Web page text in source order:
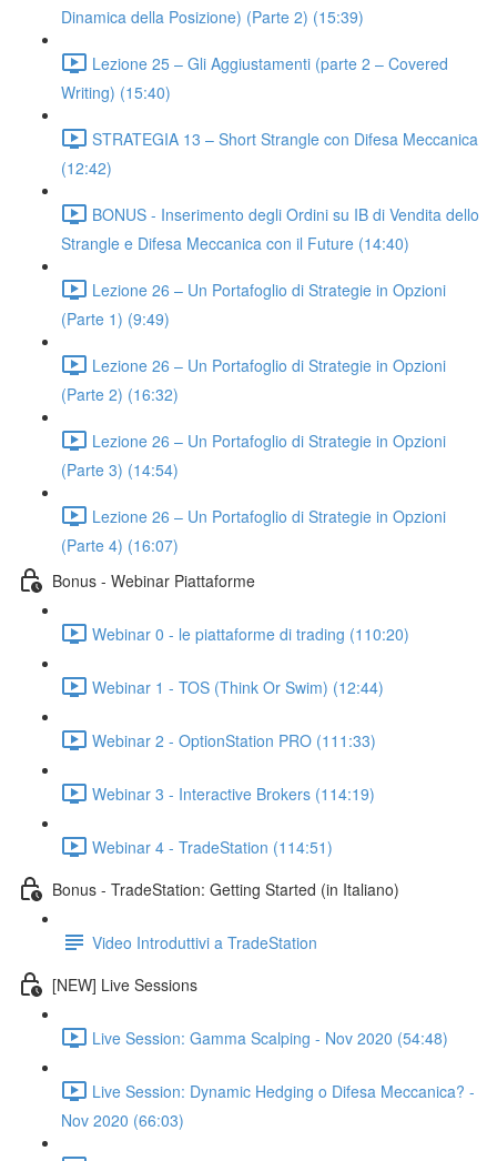
Dinamica della Posizione) (Parte 2) (15:39)
Lezione 25 – Gli Aggiustamenti (parte 2 – Covered
Writing) (15:40)
STRATEGIA 13 – Short Strangle con Difesa Meccanica
(12:42)
BONUS - Inserimento degli Ordini su IB di Vendita dello
Strangle e Difesa Meccanica con il Future (14:40)
Lezione 26 – Un Portafoglio di Strategie in Opzioni
(Parte 1) (9:49)
Lezione 26 – Un Portafoglio di Strategie in Opzioni
(Parte 2) (16:32)
Lezione 26 – Un Portafoglio di Strategie in Opzioni
(Parte 3) (14:54)
Lezione 26 – Un Portafoglio di Strategie in Opzioni
(Parte 4) (16:07)
Bonus - Webinar Piattaforme
Webinar 0 - le piattaforme di trading (110:20)
Webinar 1 - TOS (Think Or Swim) (12:44)
Webinar 2 - OptionStation PRO (111:33)
Webinar 3 - Interactive Brokers (114:19)
Webinar 4 - TradeStation (114:51)
Bonus - TradeStation: Getting Started (in Italiano)
Video Introduttivi a TradeStation
[NEW] Live Sessions
Live Session: Gamma Scalping - Nov 2020 (54:48)
Live Session: Dynamic Hedging o Difesa Meccanica? -
Nov 2020 (66:03)